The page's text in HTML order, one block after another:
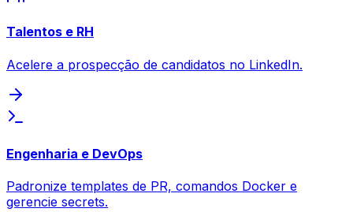
Talentos e RH
Acelere a prospecção de candidatos no LinkedIn.
Engenharia e DevOps
Padronize templates de PR, comandos Docker e
gerencie secrets.